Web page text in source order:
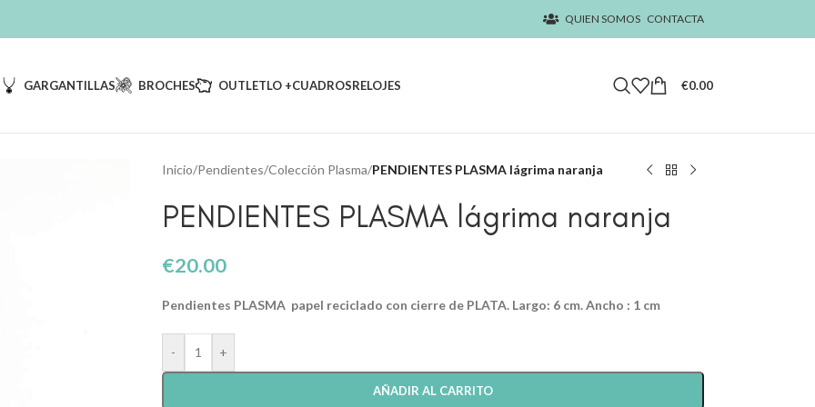
QUIEN SOMOS CONTACTA
GARGANTILLAS BROCHES OUTLETLO +CUADROSRELOJES €0.00
Inicio/Pendientes/Colección Plasma/PENDIENTES PLASMA lágrima naranja
PENDIENTES PLASMA lágrima naranja
€20.00
Pendientes PLASMA papel reciclado con cierre de PLATA. Largo: 6 cm. Ancho : 1 cm
- +
AÑADIR AL CARRITO